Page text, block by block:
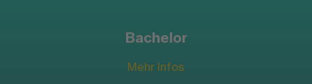
Bachelor
Mehr Infos